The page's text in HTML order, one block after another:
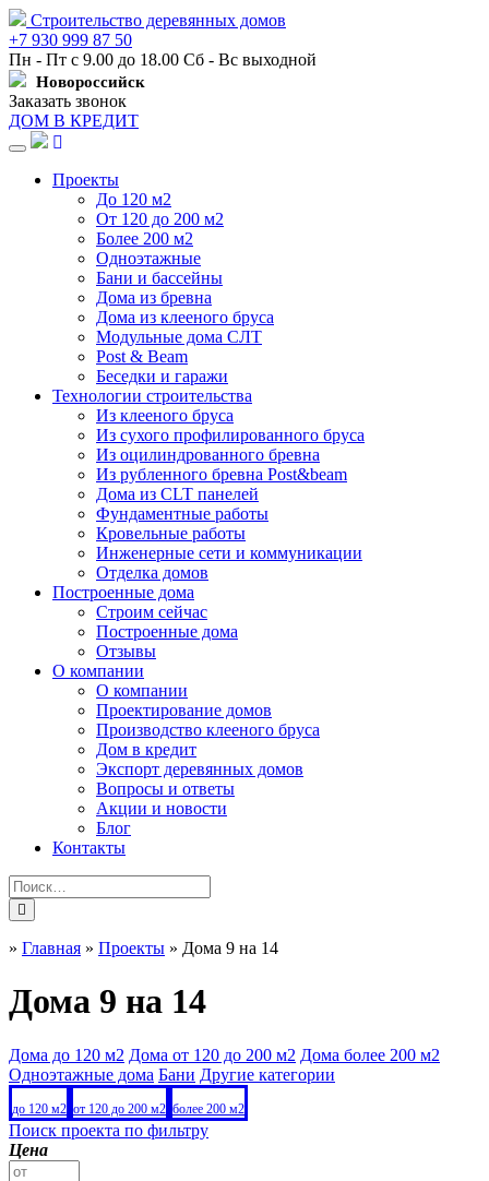
Строительство деревянных домов
+7 930 999 87 50
Пн - Пт с 9.00 до 18.00 Сб - Вс выходной
Новороссийск
Заказать звонок
ДОМ В КРЕДИТ
Навигация
Проекты
До 120 м2
От 120 до 200 м2
Более 200 м2
Одноэтажные
Бани и бассейны
Дома из бревна
Дома из клееного бруса
Модульные дома СЛТ
Post & Beam
Беседки и гаражи
Технологии строительства
Из клееного бруса
Из сухого профилированного бруса
Из оцилиндрованного бревна
Из рубленного бревна Post&beam
Дома из CLT панелей
Фундаментные работы
Кровельные работы
Инженерные сети и коммуникации
Отделка домов
Построенные дома
Строим сейчас
Построенные дома
Отзывы
О компании
О компании
Проектирование домов
Производство клееного бруса
Дом в кредит
Экспорт деревянных домов
Вопросы и ответы
Акции и новости
Блог
Контакты
» Главная » Проекты » Дома 9 на 14
Дома 9 на 14
Дома до 120 м2 Дома от 120 до 200 м2 Дома более 200 м2
Одноэтажные дома Бани Другие категории
до 120 м2 от 120 до 200 м2 более 200 м2
Поиск проекта по фильтру
Цена